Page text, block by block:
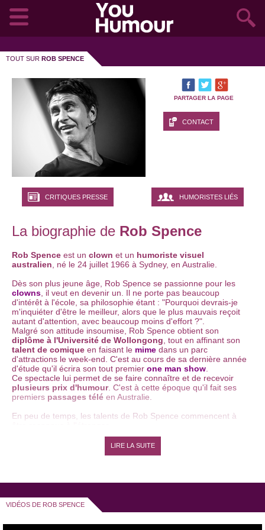
TOUT SUR ROB SPENCE
PARTAGER LA PAGE
CONTACT
CRITIQUES PRESSE HUMORISTES LIÉS
La biographie de Rob Spence
Rob Spence est un clown et un humoriste visuel
australien , né le 24 juillet 1966 à Sydney, en Australie.
Dès son plus jeune âge, Rob Spence se passionne pour les
clowns , il veut en devenir un. Il ne porte pas beaucoup
d'intérêt à l'école, sa philosophie étant : "Pourquoi devrais-je
m'inquiéter d'être le meilleur, alors que le plus mauvais reçoit
autant d'attention, avec beaucoup moins d'effort ?".
Malgré son attitude insoumise, Rob Spence obtient son
diplôme à l'Université de Wollongong , tout en affinant son
talent de comique en faisant le mime dans un parc
d'attractions le week-end. C'est au cours de sa dernière année
d'étude qu'il écrira son tout premier one man show
Ce spectacle lui permet de se faire connaître et de recevoir
plusieurs prix d'humour. C'est à cette époque qu'il fait ses
premiers passages télé en Australie.
En peu de temps, les talents de Rob Spence commencent à
Au cours des années 1990, il est invité à participer au
Festival Juste Pour Rire de Montréal
Au cours de ses nombreux voyages, il rencontre sa femme,
Après sa performance très remarquée auFestival de
LIRE LA SUITE
VIDÉOS DE ROB SPENCE